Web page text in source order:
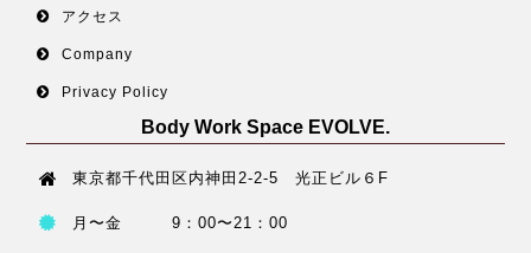
アクセス
Company
Privacy Policy
Body Work Space EVOLVE.
東京都千代田区内神田2-2-5 光正ビル６F
月〜金 9：00〜21：00